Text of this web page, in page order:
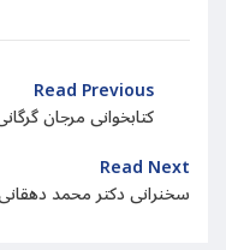
Read Previous
کتابخوانی مرجان
Read Next
سخنرانی دکتر محمد